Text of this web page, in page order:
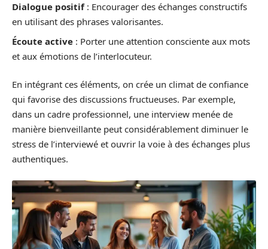
Dialogue positif: Encourager des échanges constructifs
en utilisant des phrases valorisantes.
Écoute active : Porter une attention consciente aux mots
et aux émotions de l’interlocuteur.
En intégrant ces éléments, on crée un climat de confiance
qui favorise des discussions fructueuses. Par exemple,
dans un cadre professionnel, une interview menée de
manière bienveillante peut considérablement diminuer le
stress de l’interviewé et ouvrir la voie à des échanges plus
authentiques.